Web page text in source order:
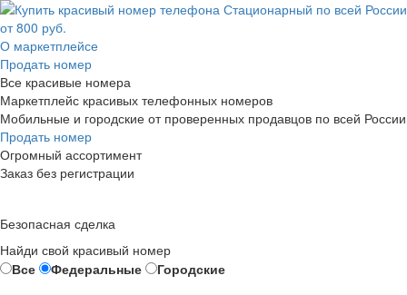
О маркетплейсе
Продать номер
Все красивые номера
Маркетплейс красивых телефонных номеров
Мобильные и городские от проверенных продавцов по всей России
Продать номер
Огромный ассортимент
Заказ без регистрации
Безопасная сделка
Найди свой красивый номер
Все
Федеральные
Городские